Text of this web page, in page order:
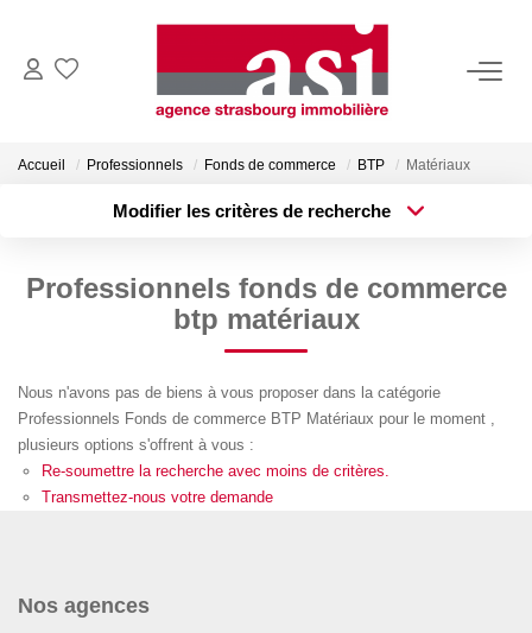
VENDRE
Estimez Votre Bien
Pourquoi Nous Choisir ?
ACHETER
Consulter Nos Annonces
Dossier Locataire
Accueil Professionnels Fonds de commerce BTP Matériaux
Modifier les critères de recherche
Type de bien
Surface min
Créer une alerte
Professionnels fonds de commerce
btp matériaux
Nous n'avons pas de biens à vous proposer dans la catégorie
Professionnels Fonds de commerce BTP Matériaux pour le moment ,
plusieurs options s'offrent à vous :
Re-soumettre la recherche avec moins de critères.
Transmettez-nous votre demande
Nos agences